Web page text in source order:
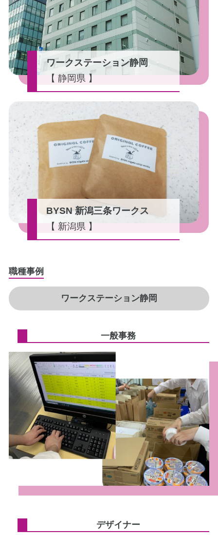
ワークステーション静岡
【 静岡県 】
BYSN 新潟三条ワークス
【 新潟県 】
職種事例
ワークステーション静岡
一般事務
デザイナー